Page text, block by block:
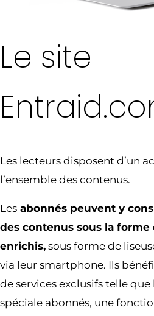
Le site
Les lecteurs disposent d’un
l’ensemble des contenus.
Les abonnés peuvent y
des contenus sous la forme
enrichis, sous forme de
via leur smartphone. Ils
de services exclusifs telle
spéciale abonnés, une